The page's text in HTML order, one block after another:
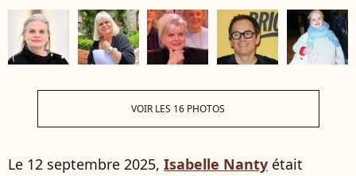
VOIR LES 16 PHOTOS
Le 12 septembre 2025, Isabelle Nanty était